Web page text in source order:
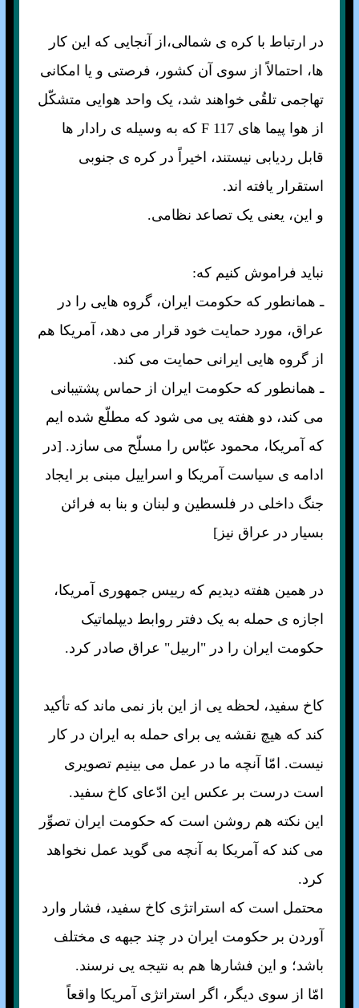
در ارتباط با کره ی شمالی،از آنجايی که اين کار
ها، احتمالاً از سوی آن کشور، فرصتی و يا امکانی
تهاجمی تلقُی خواهند شد، يک واحد هوايی متشکّل
از هوا پيما های F 117 که به وسيله ی رادار ها
قابل رديابی نيستند، اخيراً در کره ی جنوبی
استقرار يافته اند.
و اين، يعنی يک تصاعد نظامی.
نبايد فراموش کنيم که:
ـ همانطور که حکومت ايران، گروه هايی را در
عراق، مورد حمايت خود قرار می دهد، آمريکا هم
از گروه هايی ايرانی حمايت می کند.
ـ همانطور که حکومت ايران از حماس پشتيبانی
می کند، دو هفته يی می شود که مطلّع شده ايم
که آمريکا، محمود عبّاس را مسلّح می سازد. [در
ادامه ی سياست آمريکا و اسراييل مبنی بر ايجاد
جنگ داخلی در فلسطين و لبنان و بنا به فرائن
بسيار در عراق نيز]
در همين هفته ديديم که رييس جمهوری آمريکا،
اجازه ی حمله به يک دفتر روابط ديپلماتيک
حکومت ايران را در "اربيل" عراق صادر کرد.
کاخ سفيد، لحظه يی از اين باز نمی ماند که تأکيد
کند که هيچ نقشه يی برای حمله به ايران در کار
نيست. امّا آنچه ما در عمل می بينيم تصويری
است درست بر عکس اين ادّعای کاخ سفيد.
اين نکته هم روشن است که حکومت ايران تصوِّر
می کند که آمريکا به آنچه می گويد عمل نخواهد
کرد.
محتمل است که استراتژی کاخ سفيد، فشار وارد
آوردن بر حکومت ايران در چند جبهه ی مختلف
باشد؛ و اين فشارها هم به نتيجه يی نرسند.
امّا از سوی ديگر، اگر استراتژی آمريکا واقعاً